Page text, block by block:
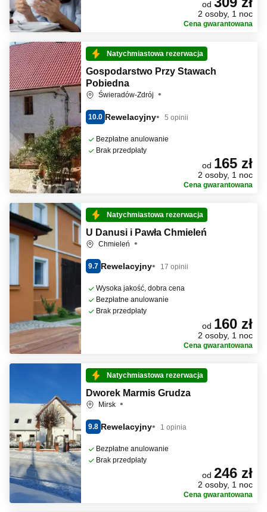
od
2 osoby, 1 noc
Cena gwarantowana
Natychmiastowa rezerwacja
Gospodarstwo Przy Stawach
Pobiedna
Świeradów-Zdrój
10.0 Rewelacyjny 5 opinii
Bezpłatne anulowanie
Brak przedpłaty
od 165 zł
2 osoby, 1 noc
Cena gwarantowana
Natychmiastowa rezerwacja
U Danusi i Pawła Chmieleń
Chmieleń
9.7 Rewelacyjny 17 opinii
Wysoka jakość, dobra cena
Bezpłatne anulowanie
Brak przedpłaty
od 160 zł
2 osoby, 1 noc
Cena gwarantowana
Natychmiastowa rezerwacja
Dworek Marmis Grudza
Mirsk
9.8 Rewelacyjny 1 opinia
Bezpłatne anulowanie
Brak przedpłaty
od 246 zł
2 osoby, 1 noc
Cena gwarantowana